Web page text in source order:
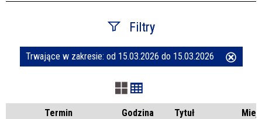
Filtry
Szukana fraza
Kategoria
Trwające w zakresie: od 15.03.2026 do 15.03.2026
Termin Godzina Tytuł